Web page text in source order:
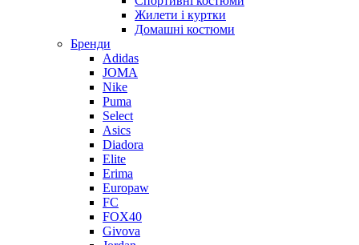
Жилети і куртки
Домашні костюми
Бренди
Adidas
JOMA
Nike
Puma
Select
Asics
Diadora
Elite
Erima
Europaw
FC
FOX40
Givova